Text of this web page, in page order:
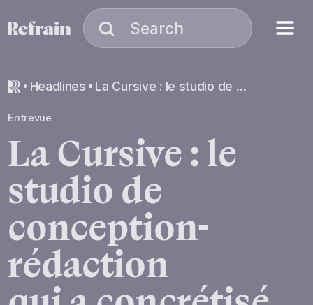
Search
headlines La Cursive : le studio de conception-rédaction qui a concrétisé l’image de marque du Refrain
Entrevue
LaCursive:le
studio de
conception-
rédaction